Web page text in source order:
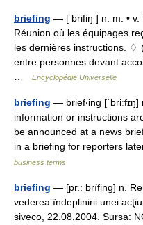
briefing — [ brifiŋ ] n. m. • v.
Réunion où les équipages
les dernières instructions. ♢
entre personnes devant
Encyclopédie Universelle
briefing — brief‧ing
information or instructions
be announced at a news
in a briefing for reporters
business terms
briefing — [pr.: brífing] n.
vederea îndeplinirii unei
siveco, 22.08.2004. Sursa: